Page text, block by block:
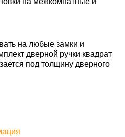
на межкомнатные и
на любые замки и
дверной ручки квадрат
под толщину дверного